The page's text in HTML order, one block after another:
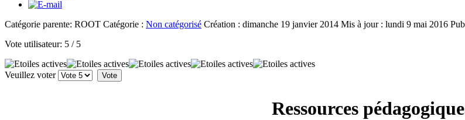
Catégorie parente: ROOT Catégorie : Non catégorisé Création : dimanche 19 janvier 2014 Mis à jour : lundi 9 mai 2016
Vote utilisateur: 5 / 5
Veuillez voter
Ressources